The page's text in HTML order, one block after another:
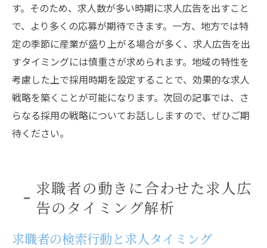
す。そのため、求人数が多い時期に求人広告を出すこと
で、より多くの応募が期待できます。一方、地方では特
定の季節に産業が盛り上がる場合が多く、求人広告を出
すタイミングには慎重さが求められます。地域の特性を
考慮した上で採用時期を設定することで、効果的な求人
戦略を築くことが可能になります。次回の記事では、さ
らなる採用の戦略についてお話ししますので、ぜひご期
待ください。
求職者の動きに合わせた求人広
告のタイミング解析
求職者の検索行動と求人タイミング